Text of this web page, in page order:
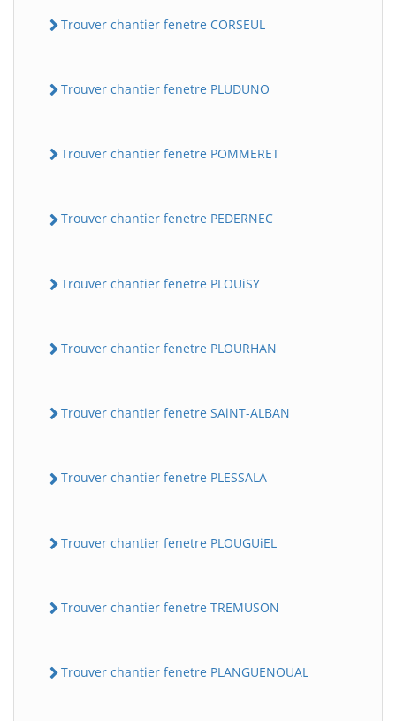
Trouver chantier fenetre CORSEUL
Trouver chantier fenetre PLUDUNO
Trouver chantier fenetre POMMERET
Trouver chantier fenetre PEDERNEC
Trouver chantier fenetre PLOUiSY
Trouver chantier fenetre PLOURHAN
Trouver chantier fenetre SAiNT-ALBAN
Trouver chantier fenetre PLESSALA
Trouver chantier fenetre PLOUGUiEL
Trouver chantier fenetre TREMUSON
Trouver chantier fenetre PLANGUENOUAL